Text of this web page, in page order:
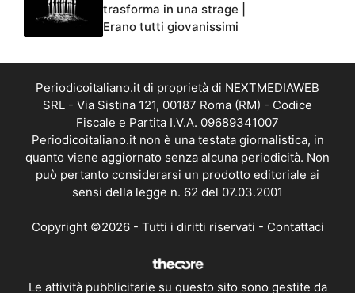
trasforma in una strage |
Erano tutti giovanissimi
Periodicoitaliano.it di proprietà di NEXTMEDIAWEB
SRL - Via Sistina 121, 00187 Roma (RM) - Codice
Fiscale e Partita I.V.A. 09689341007
Periodicoitaliano.it non è una testata giornalistica, in
quanto viene aggiornato senza alcuna periodicità. Non
può pertanto considerarsi un prodotto editoriale ai
sensi della legge n. 62 del 07.03.2001
Copyright ©2026 - Tutti i diritti riservati - Contattaci
Le attività pubblicitarie su questo sito sono gestite da